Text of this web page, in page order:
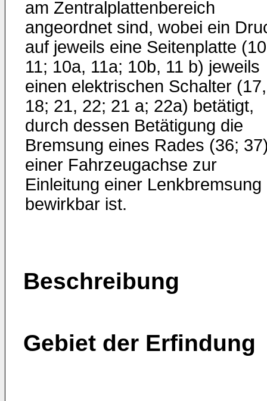
am Zentralplattenbereich
angeordnet sind, wobei ein
auf jeweils eine Seitenplatte
11; 10a, 11a; 10b, 11 b) jeweils
einen elektrischen Schalter (17,
18; 21, 22; 21 a; 22a) betätigt,
durch dessen Betätigung die
Bremsung eines Rades (36;
einer Fahrzeugachse zur
Einleitung einer Lenkbremsung
bewirkbar ist.
Beschreibung
Gebiet der Erfindung